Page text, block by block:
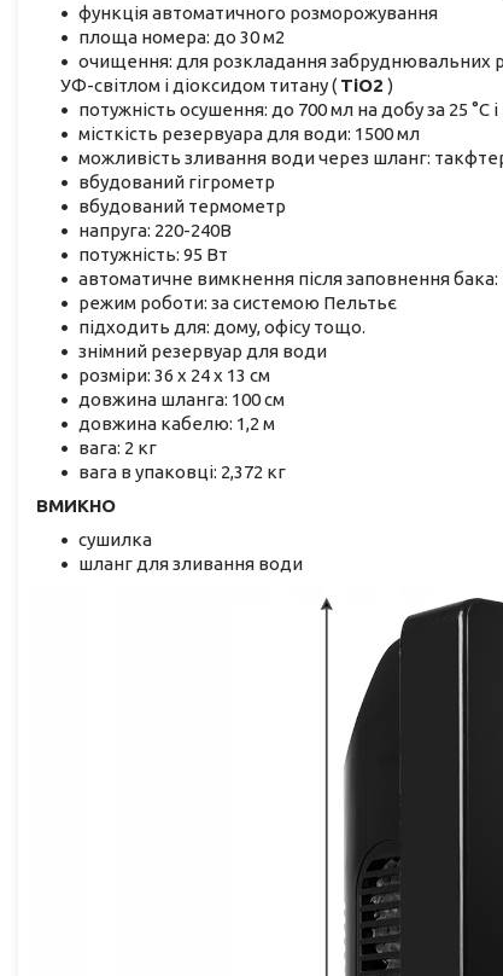
функція автоматичного розморожування
площа номера: до 30 м2
очищення: для розкладання забруднювальних
УФ-світлом і діоксидом титану ( TiO2 )
потужність осушення: до 700 мл на добу за 25 °C і
місткість резервуара для води: 1500 мл
можливість зливання води через шланг:
вбудований гігрометр
вбудований термометр
напруга: 220-240В
потужність: 95 Вт
автоматичне вимкнення після заповнення бака:
режим роботи: за системою Пельтьє
підходить для: дому, офісу тощо.
знімний резервуар для води
розміри: 36 х 24 х 13 см
довжина шланга: 100 см
довжина кабелю: 1,2 м
вага: 2 кг
вага в упаковці: 2,372 кг
ВМИКНО
сушилка
шланг для зливання води